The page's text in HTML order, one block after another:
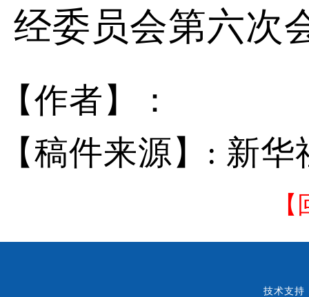
经委员会第六次
【作者】：
【稿件来源】: 新
【
技术支持